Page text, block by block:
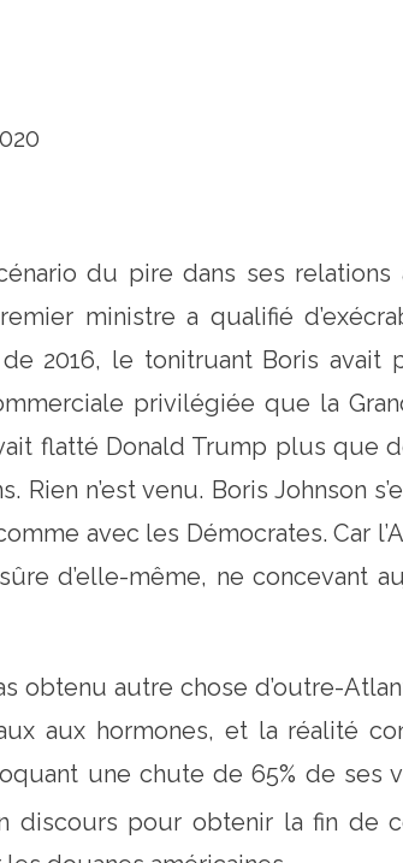
du pire dans ses relations
ministre a qualifié
2016, le tonitruant Boris avait
privilégiée que la
flatté Donald Trump plus que
Rien n’est venu. Boris Johnson
avec les Démocrates. Car
d’elle-même, ne concevant
obtenu autre chose d’outre-
aux hormones, et la réalité
une chute de 65% de ses
discours pour obtenir la fin de